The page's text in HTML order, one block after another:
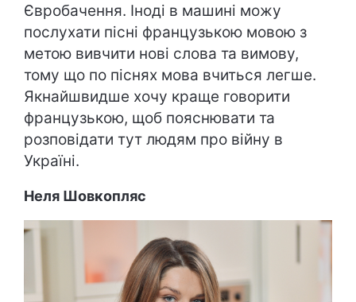
Євробачення. Іноді в машині можу
послухати пісні французькою мовою з
метою вивчити нові слова та вимову,
тому що по піснях мова вчиться легше.
Якнайшвидше хочу краще говорити
французькою, щоб пояснювати та
розповідати тут людям про війну в
Україні.
Неля Шовкопляс